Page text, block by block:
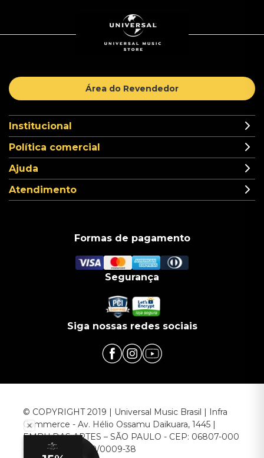
Área do Revendedor
Institucional
Política comercial
Ajuda
Atendimento
Formas de pagamento
Segurança
Siga nossas redes sociais
© COPYRIGHT 2019 | Universal Music Brasil | Infra
Commerce - Av. Hélio Ossamu Daikuara, 1445 |
EMBU DAS ARTES – SÃO PAULO - CEP: 06807-000
CNPJ: 00.952.789/0009-38